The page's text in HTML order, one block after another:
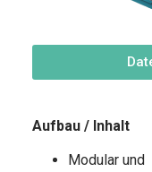
Aufbau / Inhalt
Modular und